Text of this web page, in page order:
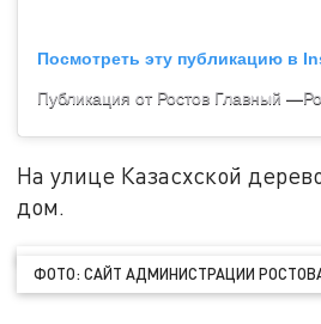
Посмотреть эту публикацию в
На улице Казасхской
дом.
ФОТО: САЙТ АДМИНИСТРАЦИИ